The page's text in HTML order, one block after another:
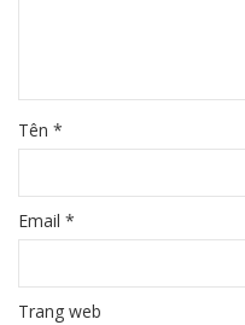
Tên *
Email *
Trang web